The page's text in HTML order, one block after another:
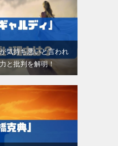
気持ち悪いと言われ
と批判を解明！